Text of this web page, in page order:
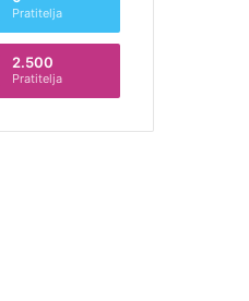
Pratitelja
2.500
Pratitelja